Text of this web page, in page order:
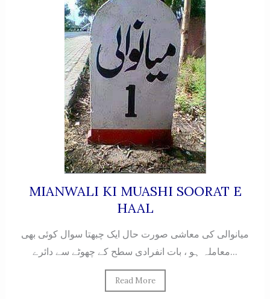
MIANWALI KI MUASHI SOORAT E
HAAL
میانوالی کی معاشی صورت حال ایک چبھتا سوال کوئی بھی
معاملہ ہو ، بات انفرادی سطح کے چھوٹے سے دائرے...
Read More